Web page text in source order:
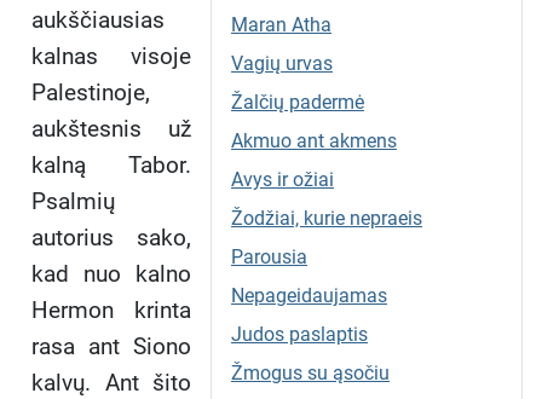
Maran Atha
Vagių urvas
Žalčių padermė
Akmuo ant akmens
Avys ir ožiai
Žodžiai, kurie nepraeis
Parousia
Nepageidaujamas
Judos paslaptis
Žmogus su ąsočiu
aukščiausias
kalnas visoje
Palestinoje,
aukštesnis už
kalną Tabor.
Psalmių
autorius sako,
kad nuo kalno
Hermon krinta
rasa ant Siono
kalvų. Ant šito